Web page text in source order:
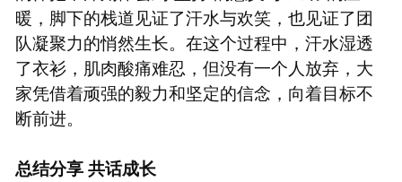
暖，脚下的栈道见证了汗水与欢笑，也见证了团
队凝聚力的悄然生长。在这个过程中，汗水湿透
了衣衫，肌肉酸痛难忍，但没有一个人放弃，大
家凭借着顽强的毅力和坚定的信念，向着目标不
断前进。
总结分享 共话成长